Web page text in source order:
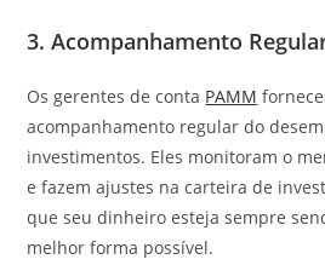
3. Acompanhamento
Os gerentes de conta PAMM
acompanhamento regular do
investimentos. Eles monitoram o
e fazem ajustes na carteira de
que seu dinheiro esteja sempre
melhor forma possível.